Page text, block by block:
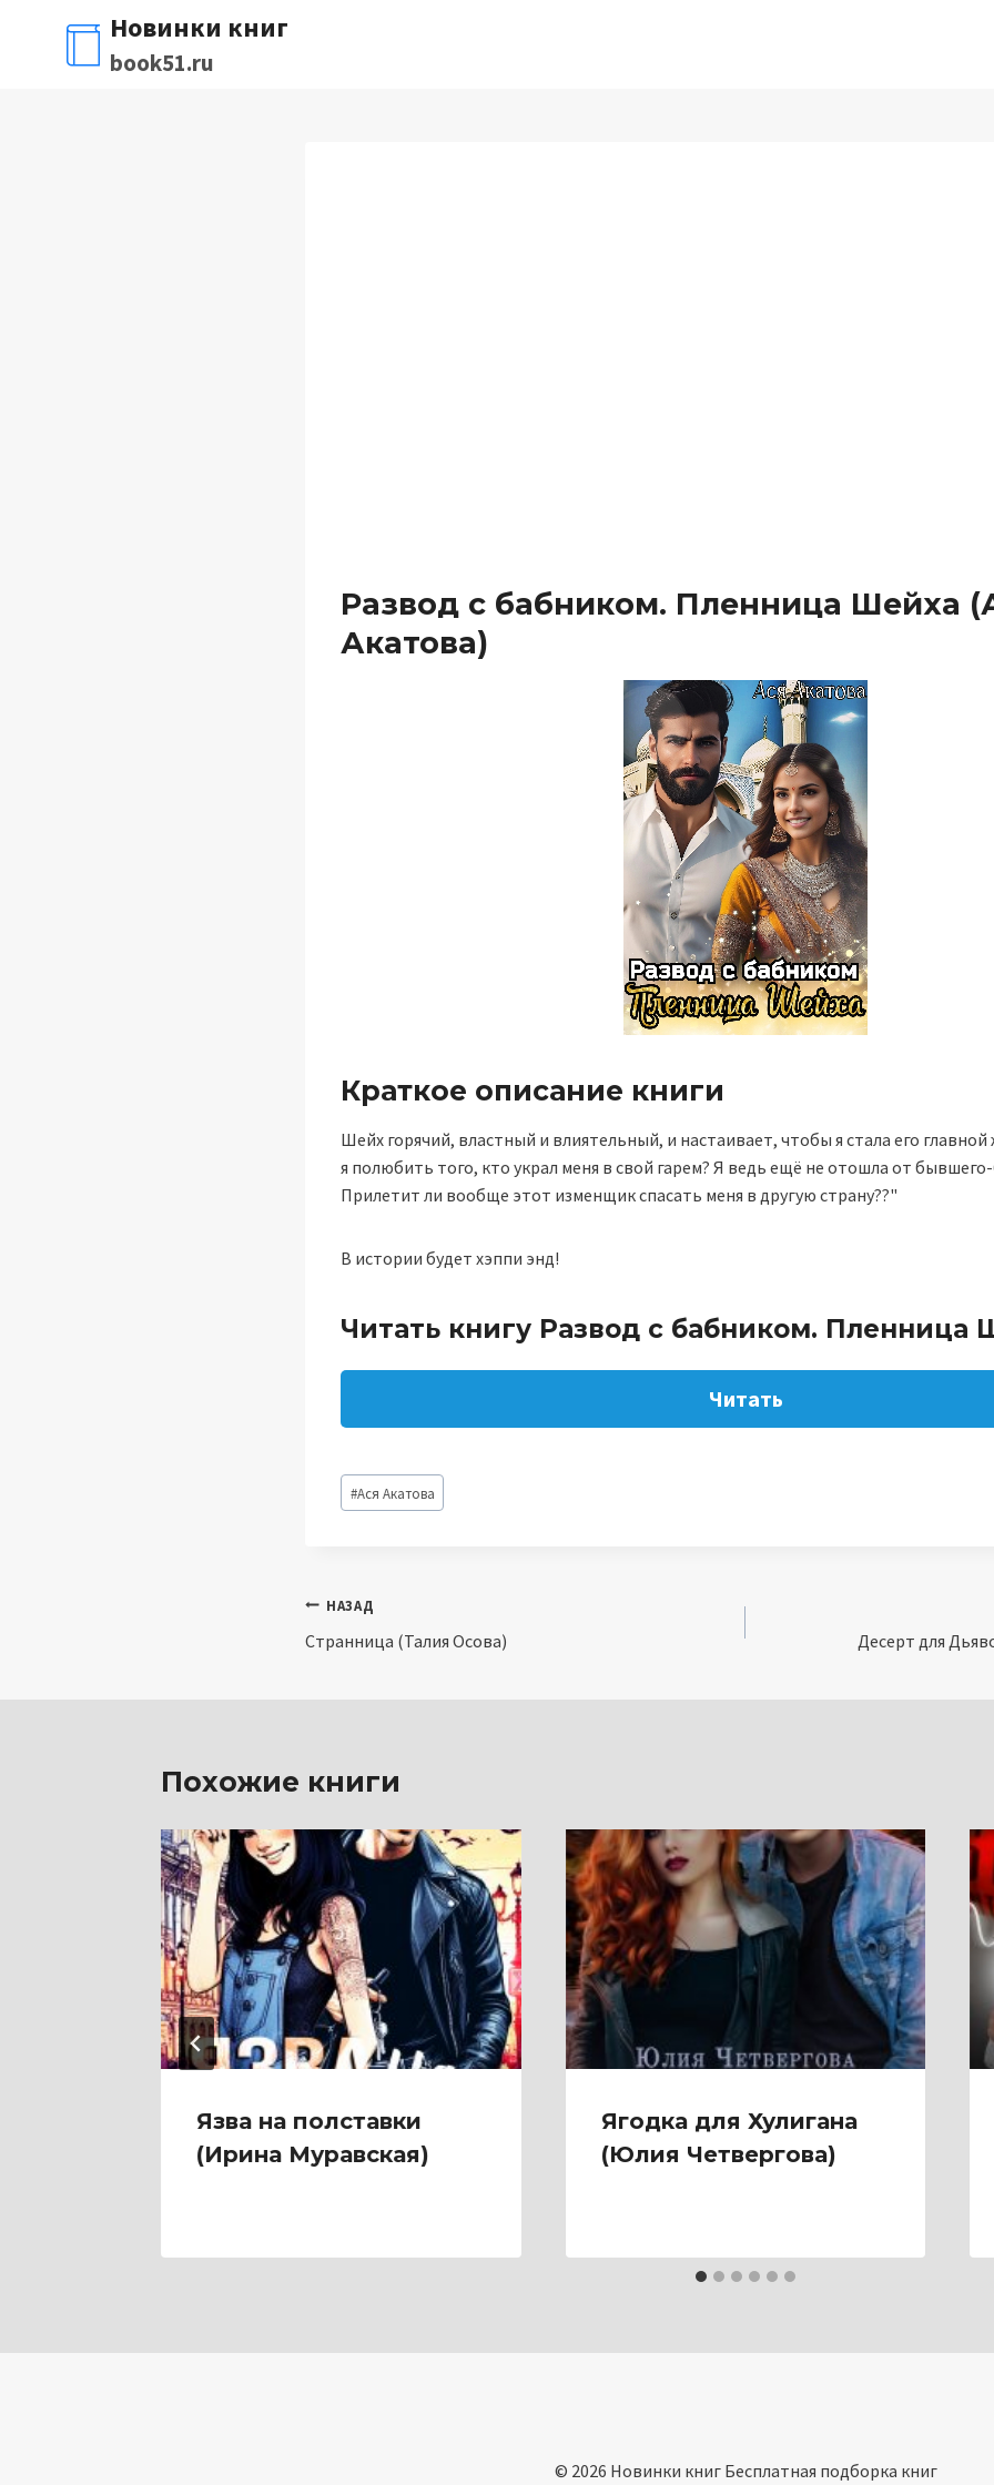
содержимому
Новинки книг
book51.ru
Развод с бабником. Пленница Шейха
Акатова)
Краткое описание книги
Шейх горячий, властный и влиятельный, и настаивает, чтобы я стала его
я полюбить того, кто украл меня в свой гарем? Я ведь ещё не отошла от
Прилетит ли вообще этот изменщик спасать меня в другую страну??"
В истории будет хэппи энд!
Читать книгу Развод с бабником. Пленница
Читать
Метки
записи:
#Ася Акатова
Навигация
по
НАЗАД
Странница (Талия Осова) Десерт для
Похожие книги
Язва на полставки
(Ирина Муравская)
Ягодка для Хулигана
(Юлия Четвергова)
© 2026 Новинки книг Бесплатная подборка книг